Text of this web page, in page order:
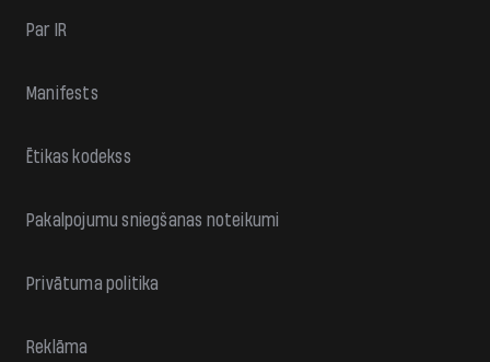
Par IR
Manifests
Ētikas kodekss
Pakalpojumu sniegšanas noteikumi
Privātuma politika
Reklāma